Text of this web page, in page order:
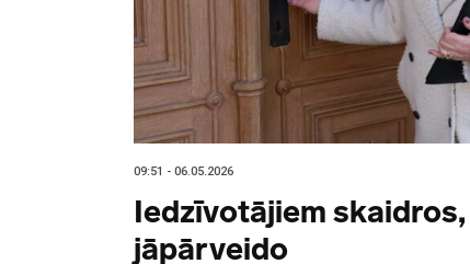
09:51 - 06.05.2026
Iedzīvotājiem
jāpārveido